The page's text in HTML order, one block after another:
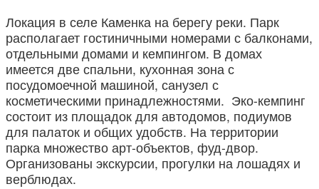
Локация в селе Каменка на берегу реки. Парк
располагает гостиничными номерами с балконами,
отдельными домами и кемпингом. В домах
имеется две спальни, кухонная зона с
посудомоечной машиной, санузел с
косметическими принадлежностями. Эко-кемпинг
состоит из площадок для автодомов, подиумов
для палаток и общих удобств. На территории
парка множество арт-объектов, фуд-двор.
Организованы экскурсии, прогулки на лошадях и
верблюдах.